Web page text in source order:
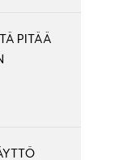
PITÄÄ